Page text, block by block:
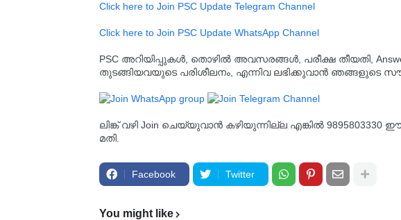
Click here to Join PSC Update Telegram Channel
Click here to Join PSC Update WhatsApp Channel
PSC അറിയിപ്പുകൾ, തൊഴിൽ അവസരങ്ങൾ, പരീക്ഷ തീയതി, Answer
തുടങ്ങിയവയുടെ പരിശീലനം, എന്നിവ ലഭിക്കുവാൻ ഞങ്ങളുടെ
ലിങ്ക് വഴി Join ചെയ്യുവാൻ കഴിയുന്നില്ല എങ്കിൽ 9895803330
മതി.
Facebook Twitter
You might like